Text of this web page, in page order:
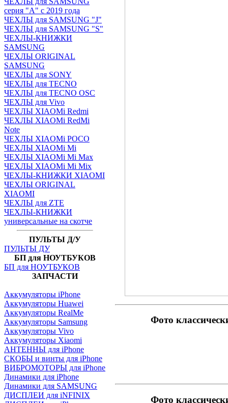
серия "A" с 2019 года
ЧЕХЛЫ для SAMSUNG "J"
ЧЕХЛЫ для SAMSUNG "S"
ЧЕХЛЫ-КНИЖКИ
SAMSUNG
ЧЕХЛЫ ORIGINAL
SAMSUNG
ЧЕХЛЫ для SONY
ЧЕХЛЫ для TECNO
ЧЕХЛЫ для TECNO OSC
ЧЕХЛЫ для Vivo
ЧЕХЛЫ XIAOMi Redmi
ЧЕХЛЫ XIAOMi RedMi
Note
ЧЕХЛЫ XIAOMi POCO
ЧЕХЛЫ XIAOMi Mi
ЧЕХЛЫ XIAOMi Mi Max
ЧЕХЛЫ XIAOMi Mi Mix
ЧЕХЛЫ-КНИЖКИ XIAOMI
ЧЕХЛЫ ORIGINAL
XIAOMI
ЧЕХЛЫ для ZTE
ЧЕХЛЫ-КНИЖКИ
универсальные на скотче
ПУЛЬТЫ Д/У
ПУЛЬТЫ ДУ
БП для НОУТБУКОВ
БП для НОУТБУКОВ
ЗАПЧАСТИ
Аккумуляторы iPhone
Аккумуляторы Huawei
Аккумуляторы RealMe
Аккумуляторы Samsung
Аккумуляторы Vivo
Аккумуляторы Xiaomi
АНТЕННЫ для iPhone
СКОБЫ и винты для iPhone
ВИБРОМОТОРЫ для iPhone
Динамики для iPhone
Динамики для SAMSUNG
ДИСПЛЕИ для iNFINIX
Фото
Фото